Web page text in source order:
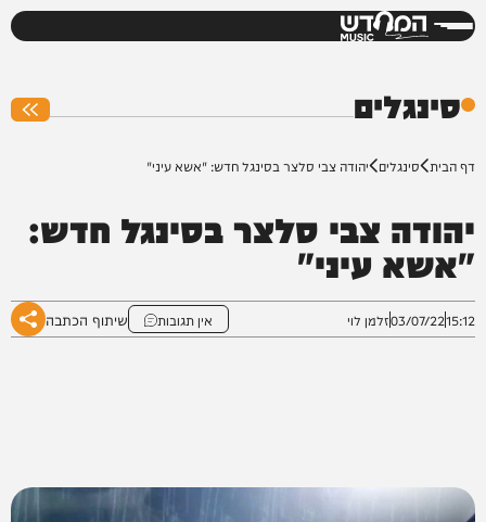
המחדש
סינגלים
דף הבית סינגלים יהודה צבי סלצר בסינגל חדש: "אשא עיני"
יהודה צבי סלצר בסינגל חדש:
"אשא עיני"
15:12
03/07/22זלמן לוי אין תגובות שיתוף הכתבה